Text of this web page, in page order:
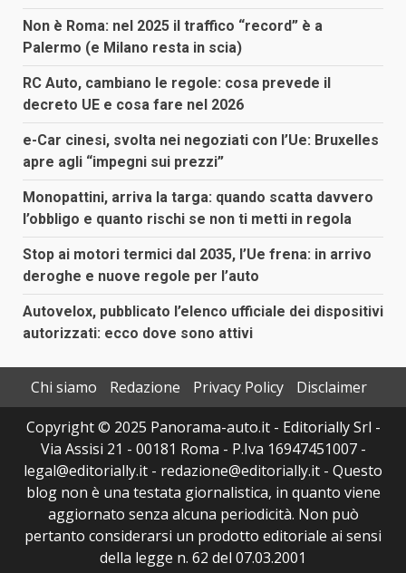
Non è Roma: nel 2025 il traffico “record” è a
Palermo (e Milano resta in scia)
RC Auto, cambiano le regole: cosa prevede il
decreto UE e cosa fare nel 2026
e-Car cinesi, svolta nei negoziati con l’Ue: Bruxelles
apre agli “impegni sui prezzi”
Monopattini, arriva la targa: quando scatta davvero
l’obbligo e quanto rischi se non ti metti in regola
Stop ai motori termici dal 2035, l’Ue frena: in arrivo
deroghe e nuove regole per l’auto
Autovelox, pubblicato l’elenco ufficiale dei dispositivi
autorizzati: ecco dove sono attivi
Chi siamo Redazione Privacy Policy
Disclaimer
Copyright © 2025 Panorama-auto.it - Editorially Srl -
Via Assisi 21 - 00181 Roma - P.Iva 16947451007 -
legal@editorially.it - redazione@editorially.it - Questo
blog non è una testata giornalistica, in quanto viene
aggiornato senza alcuna periodicità. Non può
pertanto considerarsi un prodotto editoriale ai sensi
della legge n. 62 del 07.03.2001